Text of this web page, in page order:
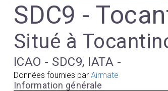
SDC9 -
Situé à
ICAO - SDC9, IATA -
Données fournies par Airmate
Information générale